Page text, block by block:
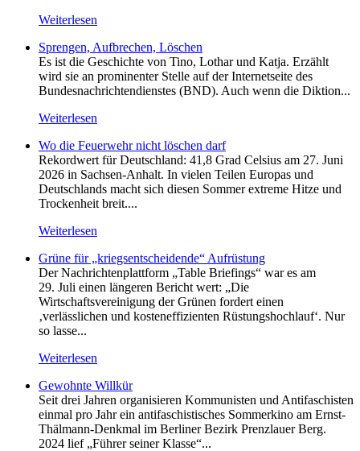
Weiterlesen
Sprengen, Aufbrechen, Löschen
Es ist die Geschichte von Tino, Lothar und Katja. Erzählt
wird sie an prominenter Stelle auf der Internetseite des
Bundesnachrichtendienstes (BND). Auch wenn die Diktion...
Weiterlesen
Wo die Feuerwehr nicht löschen darf
Rekordwert für Deutschland: 41,8 Grad Celsius am 27. Juni
2026 in Sachsen-Anhalt. In vielen Teilen Europas und
Deutschlands macht sich diesen Sommer extreme Hitze und
Trockenheit breit....
Weiterlesen
Grüne für „kriegsentscheidende“ Aufrüstung
Der Nachrichtenplattform „Table Briefings“ war es am
29. Juli einen längeren Bericht wert: „Die
Wirtschaftsvereinigung der Grünen fordert einen
‚verlässlichen und kosteneffizienten Rüstungshochlauf‘. Nur
so lasse...
Weiterlesen
Gewohnte Willkür
Seit drei Jahren organisieren Kommunisten und Antifaschisten
einmal pro Jahr ein antifaschistisches Sommerkino am Ernst-
Thälmann-Denkmal im Berliner Bezirk Prenzlauer Berg.
2024 lief „Führer seiner Klasse“...